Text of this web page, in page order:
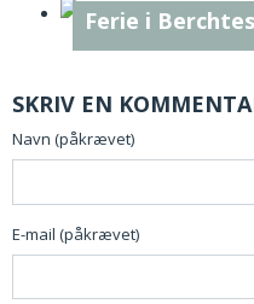
Ferie i
SKRIV EN
Navn (påkrævet)
E-mail (påkrævet)